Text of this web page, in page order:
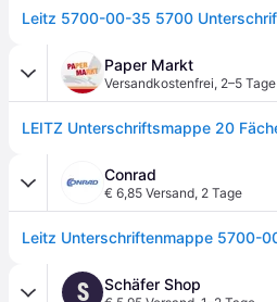
Paper Markt
Versandkostenfrei, 2–5 Tage
Conrad
€ 6,85 Versand, 2 Tage
S Schäfer Shop